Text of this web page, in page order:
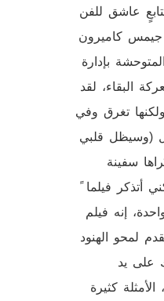
عاشق للفن
جيمس كاميرون
بإدارة
البقاء، لقد
تغرق وفي
(وسيظل قلبي
سفينة
أتذكر فيلما
إنه فيلم
لمحو الهنود
على يد
كثيرة